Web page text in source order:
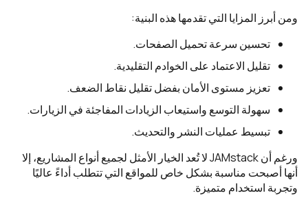
ومن أبرز المزايا التي تقدمها هذه البنية:
تحسين سرعة تحميل الصفحات.
تقليل الاعتماد على الخوادم التقليدية.
تعزيز مستوى الأمان بفضل تقليل نقاط الضعف.
سهولة التوسع واستيعاب الزيادات المفاجئة في الزيارات.
تبسيط عمليات النشر والتحديث.
ورغم أن JAMstack لا تُعد الخيار الأمثل لجميع أنواع المشاريع، إلا
أنها أصبحت مناسبة بشكل خاص للمواقع التي تتطلب أداءً عاليًا
وتجربة استخدام متميزة.